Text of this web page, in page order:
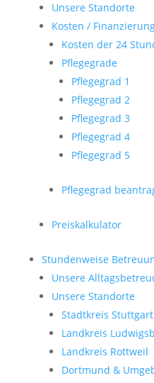
Unsere Standorte
Kosten /
Kosten der 24
Pflegegrade
Pflegegrad 1
Pflegegrad 2
Pflegegrad 3
Pflegegrad 4
Pflegegrad 5
Pflegegrad
Preiskalkulator
Stundenweise
Unsere
Unsere Standorte
Stadtkreis Stuttgart
Landkreis
Landkreis Rottweil
Dortmund &